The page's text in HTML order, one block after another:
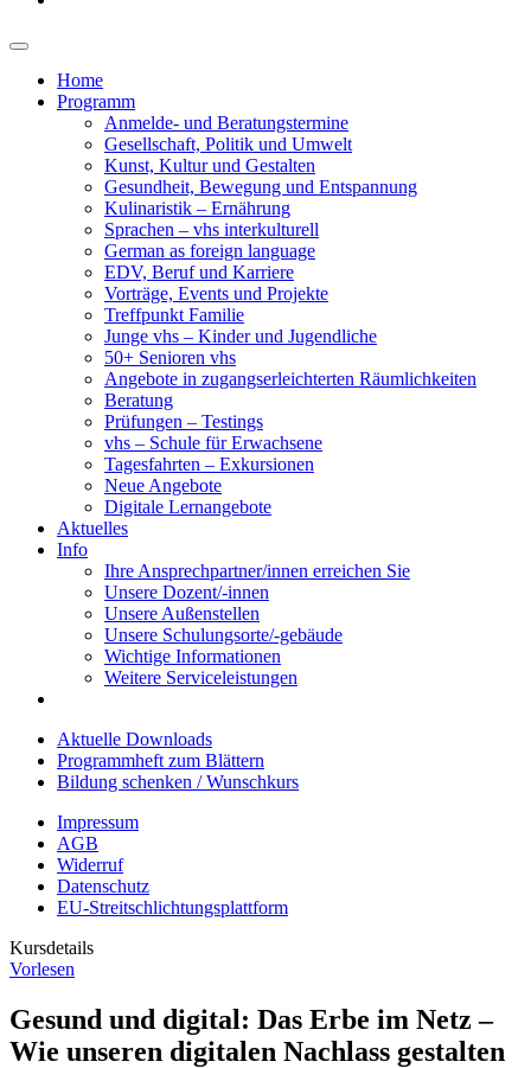
Home
Programm
Anmelde- und Beratungstermine
Gesellschaft, Politik und Umwelt
Kunst, Kultur und Gestalten
Gesundheit, Bewegung und Entspannung
Kulinaristik – Ernährung
Sprachen – vhs interkulturell
German as foreign language
EDV, Beruf und Karriere
Vorträge, Events und Projekte
Treffpunkt Familie
Junge vhs – Kinder und Jugendliche
50+ Senioren vhs
Angebote in zugangserleichterten Räumlichkeiten
Beratung
Prüfungen – Testings
vhs – Schule für Erwachsene
Tagesfahrten – Exkursionen
Neue Angebote
Digitale Lernangebote
Aktuelles
Info
Ihre Ansprechpartner/innen erreichen Sie
Unsere Dozent/-innen
Unsere Außenstellen
Unsere Schulungsorte/-gebäude
Wichtige Informationen
Weitere Serviceleistungen
Aktuelle Downloads
Programmheft zum Blättern
Bildung schenken / Wunschkurs
Impressum
AGB
Widerruf
Datenschutz
EU-Streitschlichtungsplattform
Kursdetails
Vorlesen
Gesund und digital: Das Erbe im Netz –
Wie unseren digitalen Nachlass gestalten